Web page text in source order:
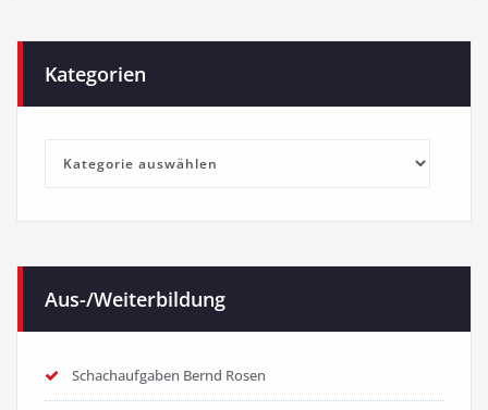
Kategorien
Kategorien
Aus-/Weiterbildung
Schachaufgaben Bernd Rosen